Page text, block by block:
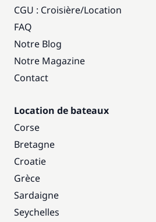
CGU : Croisière/Location
FAQ
Notre Blog
Notre Magazine
Contact
Location de bateaux
Corse
Bretagne
Croatie
Grèce
Sardaigne
Seychelles